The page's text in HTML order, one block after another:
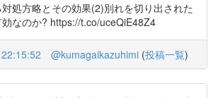
処方略とその効果(2)別れを切り出された
なのか? https://t.co/uceQiE48Z4
@kumagaikazuhimi (投稿一覧)